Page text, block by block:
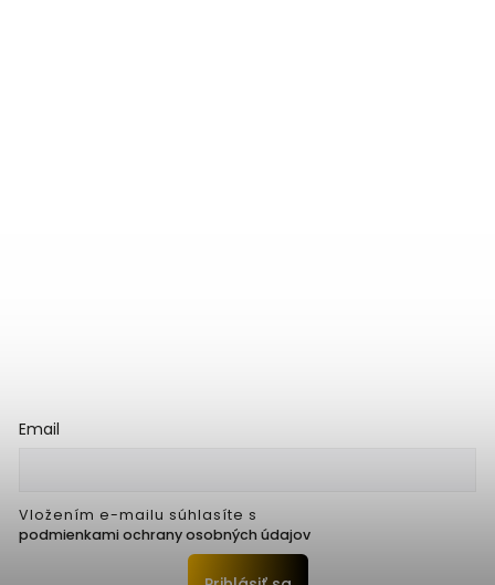
Email
Vložením e-mailu súhlasíte s
podmienkami ochrany osobných údajov